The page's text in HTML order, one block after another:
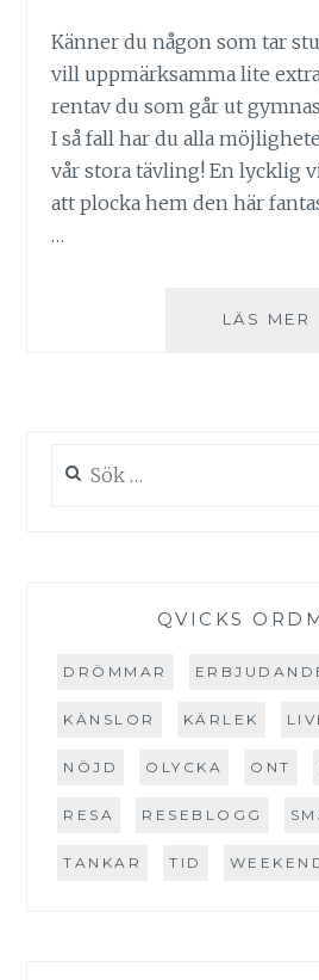
Känner du någon som tar
vill uppmärksamma lite
rentav du som går ut
I så fall har du alla
vår stora tävling! En lycklig
att plocka hem den här
…
LÄS MER
efter:
QVICKS
DRÖMMAR
KÄNSLOR KÄRLEK
NÖJD OLYCKA ONT
RESA RESEBLOGG
TANKAR TID